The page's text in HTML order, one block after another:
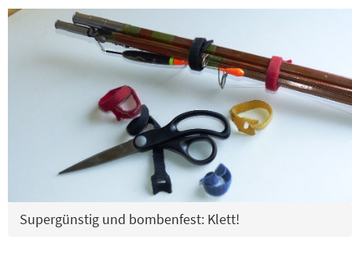
Supergünstig und bombenfest: Klett!